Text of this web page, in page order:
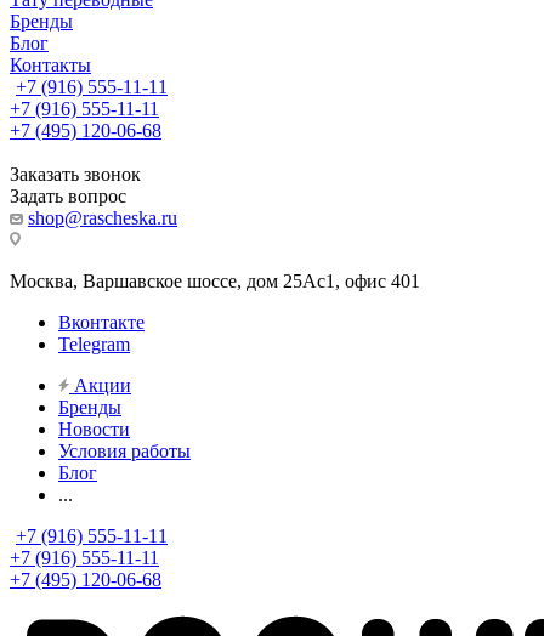
Бренды
Блог
Контакты
+7 (916) 555-11-11
+7 (916) 555-11-11
+7 (495) 120-06-68
Заказать звонок
Задать вопрос
shop@rascheska.ru
Москва, Варшавское шоссе, дом 25Аc1, офис 401
Вконтакте
Telegram
Акции
Бренды
Новости
Условия работы
Блог
...
+7 (916) 555-11-11
+7 (916) 555-11-11
+7 (495) 120-06-68